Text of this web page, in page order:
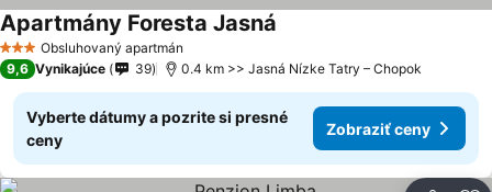
3 Počet hviezdičiek
Obsluhovaný apartmán
Apartmány Foresta Jasná
9,6 Vynikajúce 39 0.4 km >> Jasná Nízke Tatry – Chopok
Vyberte dátumy a pozrite si presné
ceny
Zobraziť ceny